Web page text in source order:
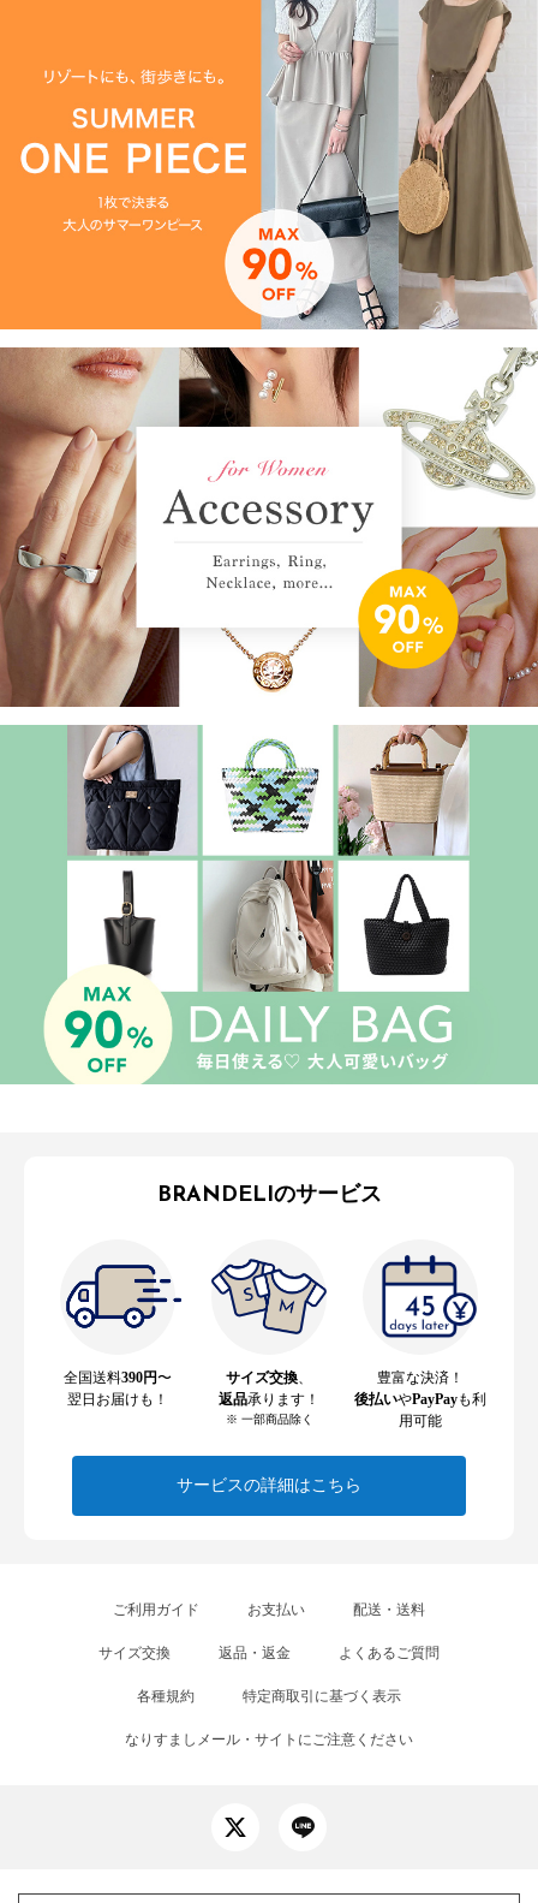
BRANDELIのサービス
全国送料390円〜
翌日お届けも！
サイズ交換
返品承ります！
※ 一部商品除く
豊富な決済！
後払いやPayPayも利
用可能
サービスの詳細はこちら
ご利用ガイド お支払い 配送・送料
サイズ交換 返品・返金 よくあるご質問
各種規約 特定商取引に基づく表示
なりすましメール・サイトにご注意ください